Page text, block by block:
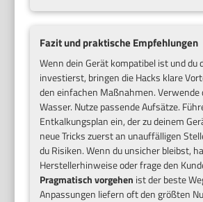
Fazit und praktische Empfehlungen
Wenn dein Gerät kompatibel ist und du
investierst, bringen die Hacks klare
den einfachen Maßnahmen.
Wasser. Nutze passende Aufsätze.
Entkalkungsplan ein, der zu deinem
neue Tricks zuerst an unauffälligen
du Risiken. Wenn du unsicher bleibst,
Herstellerhinweise oder frage den
Pragmatisch vorgehen ist der beste
Anpassungen liefern oft den größten